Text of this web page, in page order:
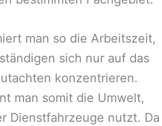
man so die Arbeitszeit,
sich nur auf das
konzentrieren.
man somit die Umwelt,
Dienstfahrzeuge nutzt. Da